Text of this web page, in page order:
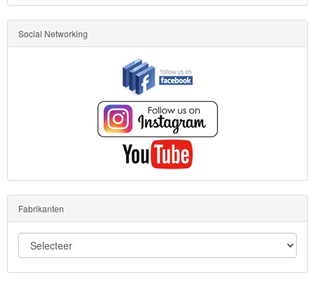
Social Networking
Fabrikanten